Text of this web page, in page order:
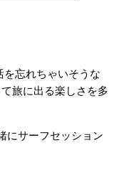
忘れちゃいそうな
旅に出る楽しさを多
にサーフセッション